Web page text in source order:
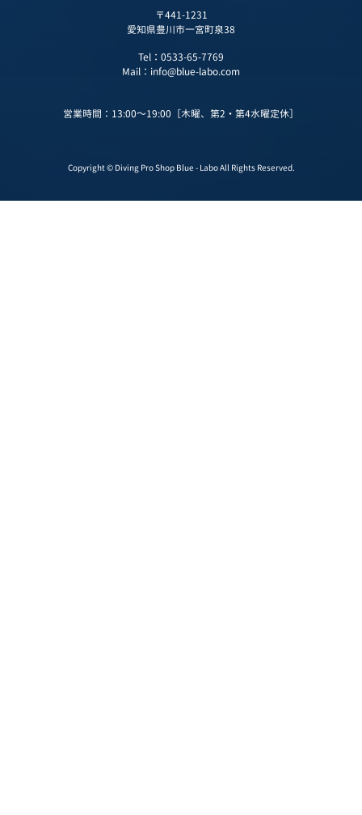
〒441-1231
愛知県豊川市一宮町泉38
Tel： 0533-65-7769
Mail： info@blue-labo.com
営業時間：13:00～19:00［木曜、第2・第4水曜定休］
Copyright © Diving Pro Shop Blue - Labo All Rights Reserved.